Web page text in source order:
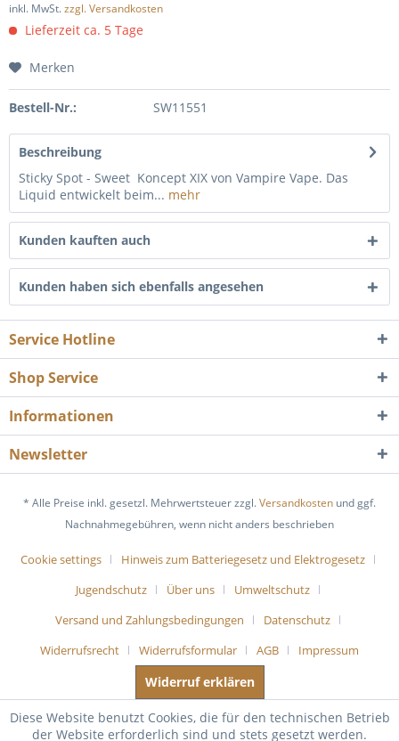
inkl. MwSt.zzgl. Versandkosten
Lieferzeit ca. 5 Tage
Merken
Bestell-Nr.: SW11551
Beschreibung
Sticky Spot - Sweet Koncept XIX von Vampire Vape. Das
Liquid entwickelt beim... mehr
Kunden kauften auch
Kunden haben sich ebenfalls angesehen
Service Hotline
Shop Service
Informationen
Newsletter
* Alle Preise inkl. gesetzl. Mehrwertsteuer zzgl.Versandkosten und ggf.
Nachnahmegebühren, wenn nicht anders beschrieben
Cookie settings
Hinweis zum Batteriegesetz und Elektrogesetz
Jugendschutz
Über uns
Umweltschutz
Versand und Zahlungsbedingungen
Datenschutz
Widerrufsrecht
Widerrufsformular AGB Impressum
Widerruf erklären
Diese Website benutzt Cookies, die für den technischen Betrieb
der Website erforderlich sind und stets gesetzt werden.